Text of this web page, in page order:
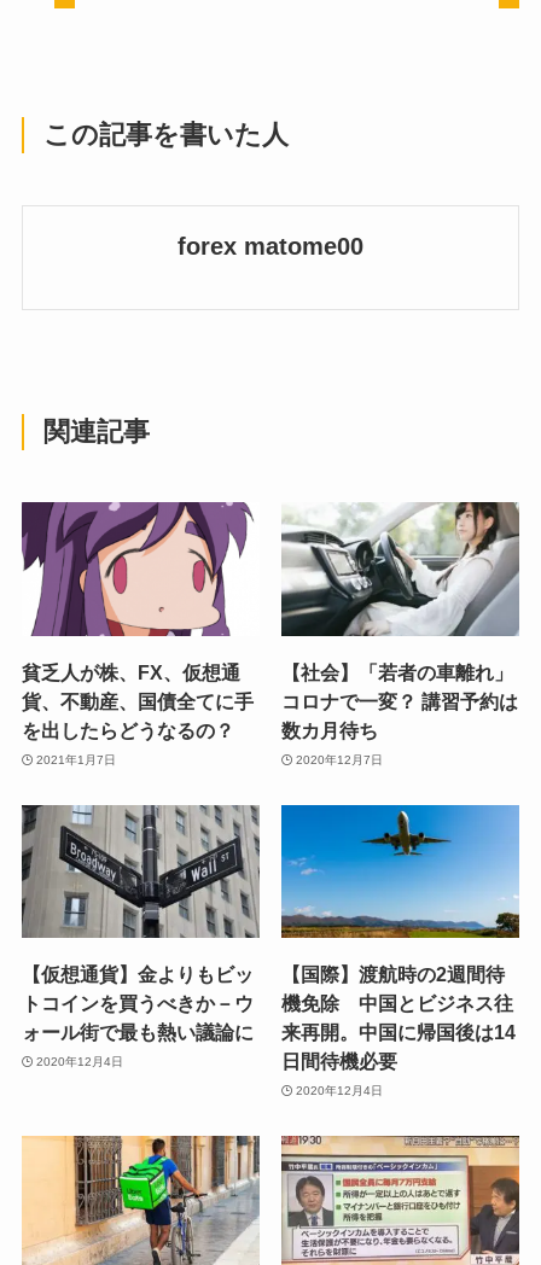
この記事を書いた人
forex matome00
関連記事
貧乏人が株、FX、仮想通
貨、不動産、国債全てに手
を出したらどうなるの？
2021年1月7日
【社会】「若者の車離れ」
コロナで一変？ 講習予約は
数カ月待ち
2020年12月7日
【仮想通貨】金よりもビッ
トコインを買うべきか－ウ
ォール街で最も熱い議論に
2020年12月4日
【国際】渡航時の2週間待
機免除 中国とビジネス往
来再開。中国に帰国後は14
日間待機必要
2020年12月4日